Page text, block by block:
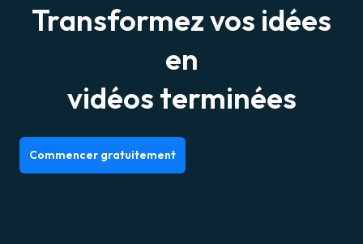
Transformez vos idées
en
vidéos terminées
Commencer gratuitement